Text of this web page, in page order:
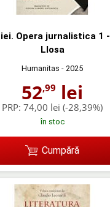
Opera jurnalistica 1
Llosa
Humanitas - 2025
52,99 lei
PRP: 74,00 lei (-28,39%)
în stoc
Cumpără